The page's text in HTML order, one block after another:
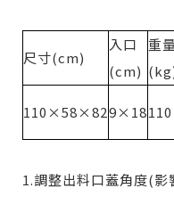
尺寸(cm)
入口
(cm)
重
110×58×829×18110
1.調整出料口蓋角度(影